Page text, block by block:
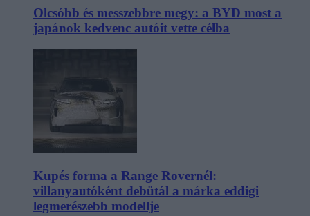
Olcsóbb és messzebbre megy: a BYD most a
japánok kedvenc autóit vette célba
Kupés forma a Range Rovernél:
villanyautóként debütál a márka eddigi
legmerészebb modellje